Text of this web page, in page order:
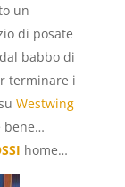
un
di posate
babbo di
terminare i
Westwing
bene…
home…